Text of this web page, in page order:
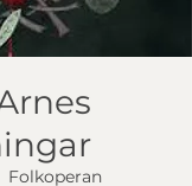
Folkoperan